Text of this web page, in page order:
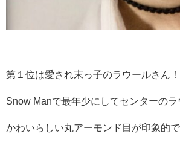
第１位は愛され末っ子のラウールさん！
Snow Manで最年少にしてセンターのラ
かわいらしい丸アーモンド目が印象的で